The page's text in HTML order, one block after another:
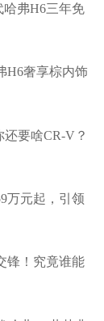
哈弗H6三年免
H6奢享棕内饰
要啥CR-V？
万元起，引领
锋！究竟谁能